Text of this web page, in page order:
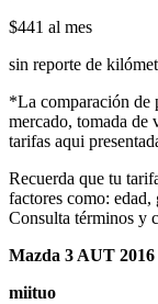
$441 al mes
sin reporte de
*La comparación de
mercado, tomada de
tarifas aqui
Recuerda que tu
factores como:
Consulta términos y
Mazda 3 AUT 2016
miituo